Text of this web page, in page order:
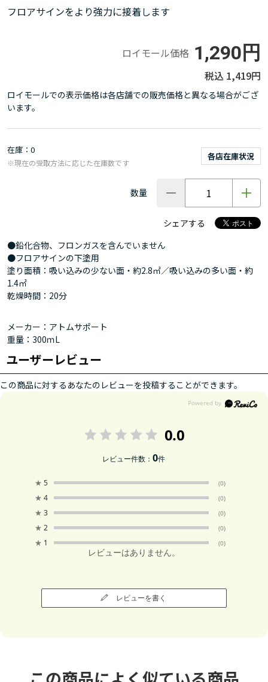
フロアサインをより強力に接着します
ロイモール価格 1,290円
1,419円
ロイモールでの表示価格は各店舗での販売価格と異なる場合がござ
います。
在庫 0
各店在庫状況
※現在の受取方法に応じた在庫数です
数量
シェアする
●鉛化合物、フロンガスを含んでいません
●フロアサインの下塗用
塗り面積：吸い込みの少ない面・約2.8㎡／吸い込みの多い面・約
1.4㎡
乾燥時間：20分
メーカー：アトムサポート
重量：300ｍL
ユーザーレビュー
この商品に対するあなたのレビューを投稿することができます。
0.0
レビュー件数：0件
★ 5 (0)
★ 4 (0)
★ 3 (0)
★ 2 (0)
★ 1 (0)
レビューはありません。
レビューを書く